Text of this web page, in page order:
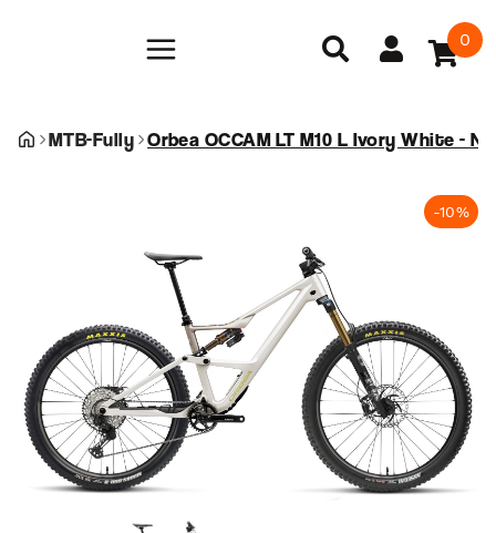
0
MTB-Fully Orbea OCCAM LT M10 L Ivory White -
-10%